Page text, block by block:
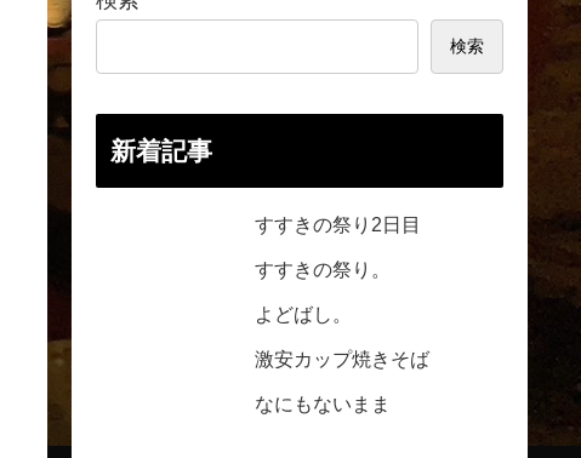
検索
新着記事
すすきの祭り2日目
すすきの祭り。
よどばし。
激安カップ焼きそば
なにもないまま